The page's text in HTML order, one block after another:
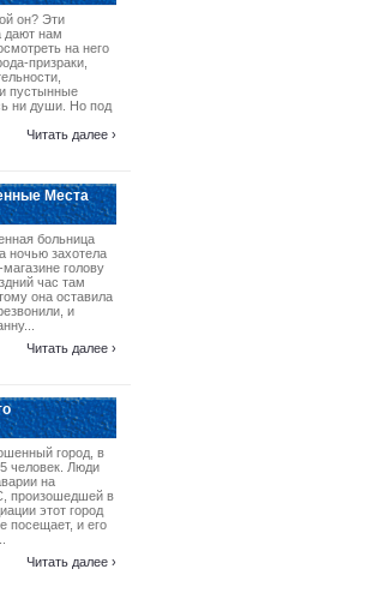
он? Эти
дают нам
на него
призраки,
пустынные
ни души. Но под
Читать далее ›
Места
больница
захотела
магазине голову
час там
она оставила
и
Читать далее ›
город, в
человек. Люди
на
произошедшей в
этот город
посещает, и его
Читать далее ›